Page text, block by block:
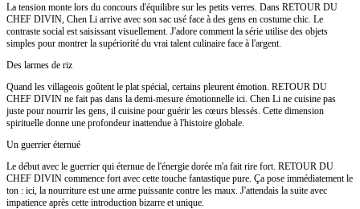
La tension monte lors du concours d'équilibre sur les petits verres. Dans RETOUR DU
CHEF DIVIN, Chen Li arrive avec son sac usé face à des gens en costume chic. Le
contraste social est saisissant visuellement. J'adore comment la série utilise des objets
simples pour montrer la supériorité du vrai talent culinaire face à l'argent.
Des larmes de riz
Quand les villageois goûtent le plat spécial, certains pleurent émotion. RETOUR DU
CHEF DIVIN ne fait pas dans la demi-mesure émotionnelle ici. Chen Li ne cuisine pas
juste pour nourrir les gens, il cuisine pour guérir les cœurs blessés. Cette dimension
spirituelle donne une profondeur inattendue à l'histoire globale.
Un guerrier éternué
Le début avec le guerrier qui éternue de l'énergie dorée m'a fait rire fort. RETOUR DU
CHEF DIVIN commence fort avec cette touche fantastique pure. Ça pose immédiatement le
ton : ici, la nourriture est une arme puissante contre les maux. J'attendais la suite avec
impatience après cette introduction bizarre et unique.